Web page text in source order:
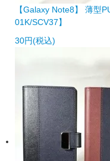
【Galaxy Note8】 薄型
01K/SCV37】
30円(税込)